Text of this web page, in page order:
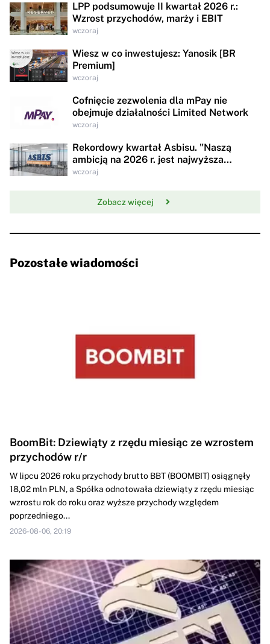
LPP podsumowuje II kwartał 2026 r.:
Wzrost przychodów, marży i EBIT
wczoraj
Wiesz w co inwestujesz: Yanosik [BR
Premium]
wczoraj
Cofnięcie zezwolenia dla mPay nie
obejmuje działalności Limited Network
wczoraj
Rekordowy kwartał Asbisu. "Naszą
ambicją na 2026 r. jest najwyższa
rentowności w historii"
wczoraj
Zobacz więcej
Pozostałe wiadomości
BoomBit: Dziewiąty z rzędu miesiąc ze wzrostem
przychodów r/r
W lipcu 2026 roku przychody brutto BBT (BOOMBIT) osiągnęły
18,02 mln PLN, a Spółka odnotowała dziewiąty z rzędu miesiąc
wzrostu rok do roku oraz wyższe przychody względem
poprzedniego...
2026-08-06, 20:19